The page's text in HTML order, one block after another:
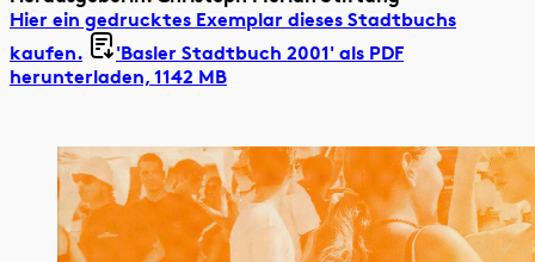
Hier ein gedrucktes Exemplar dieses Stadtbuchs
kaufen.
'Basler Stadtbuch 2001' als PDF
herunterladen, 1142 MB